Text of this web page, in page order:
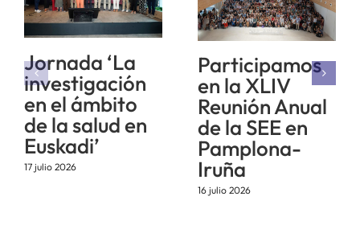
Jornada ‘La
investigación
en el ámbito
de la salud en
Euskadi’
17 julio 2026
Participamos
en la XLIV
Reunión Anual
de la SEE en
Pamplona-
Iruña
16 julio 2026